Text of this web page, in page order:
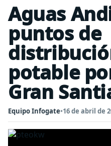
Aguas
puntos de
potable
Gran
Equipo Infogate•16 de abril de